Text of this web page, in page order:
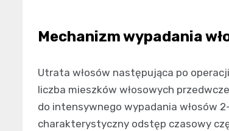
Mechanizm wypadania
Utrata włosów następująca po
liczba mieszków włosowych
do intensywnego wypadania włosów
charakterystyczny odstęp czasowy